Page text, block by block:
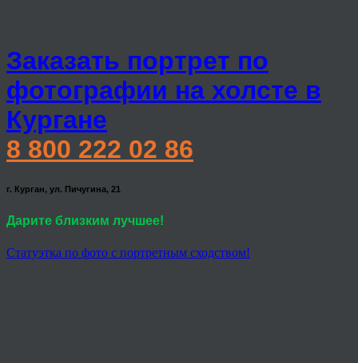
Заказать портрет по
фотографии на холсте в
Кургане
8 800 222 02 86
г. Курган, ул. Пичугина, 21
Дарите близким лучшее!
Статуэтка по фото с портретным сходством!